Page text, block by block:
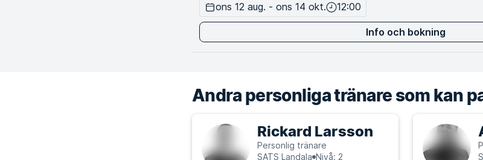
ons 12 aug. - ons 14 okt. 12:00
Info och bokning
Andra personliga tränare som kan
Rickard Larsson
Personlig tränare
SATS Landala Nivå: 2